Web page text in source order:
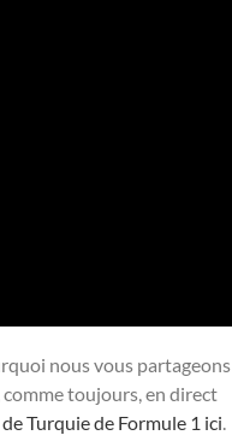
nous vous partageons
comme toujours, en direct
Turquie de Formule 1 ici.